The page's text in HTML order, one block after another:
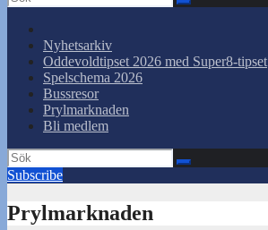
Nyhetsarkiv
Oddevoldtipset 2026 med Super8-tipset
Spelschema 2026
Bussresor
Prylmarknaden
Bli medlem
Subscribe
Prylmarknaden